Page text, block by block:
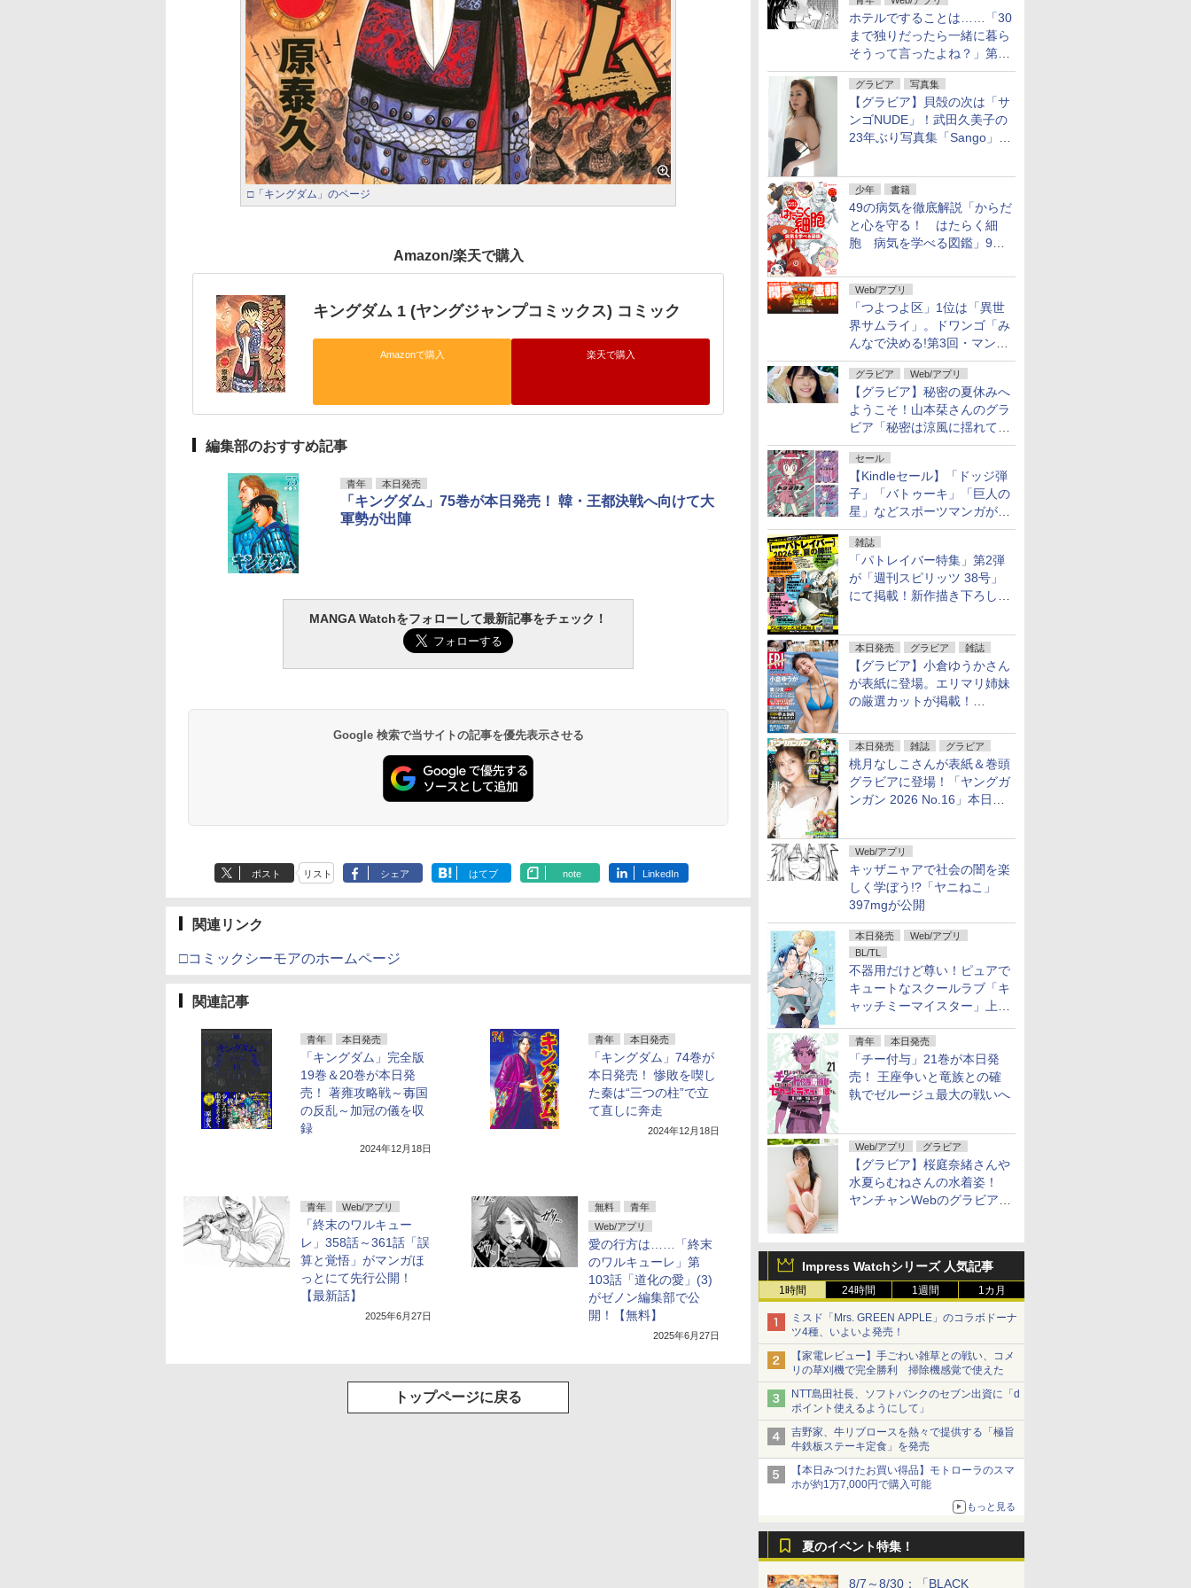
ホテルですることは……「30
まで独りだったら一緒に暮ら
そうって言ったよね？」第8
話が無料公開。一緒にお風
呂！
グラビア 写真集
【グラビア】貝殻の次は「サ
ンゴNUDE」！武田久美子の
23年ぶり写真集「Sango」を
少年 書籍
49の病気を徹底解説「からだ
と心を守る！ はたらく細
胞 病気を学べる図鑑」9月
Web/アプリ
「つよつよ区」1位は「異世
界サムライ」。ドワンゴ「み
んなで決める!第3回・マンガ
総選挙」の一般投票結果を発
表グラビア Web/アプリ
【グラビア】秘密の夏休みへ
ようこそ！山本栞さんのグラ
ビア「秘密は涼風に揺れて」
がヤングアニマルWebで公開
セール
【Kindleセール】「ドッジ弾
子」「バトゥーキ」「巨人の
星」などスポーツマンガが実
質半額！「Amazonマンガ毎
週末セール」で50％ポイント
還元！
雑誌
「パトレイバー特集」第2弾
が「週刊スピリッツ 38号」
にて掲載！新作描き下ろし読
本日発売 グラビア 雑誌
【グラビア】小倉ゆうかさん
が表紙に登場。エリマリ姉妹
の厳選カットが掲載！
日号」本日発売
本日発売 雑誌 グラビア
桃月なしこさんが表紙＆巻頭
グラビアに登場！「ヤングガ
ンガン 2026 No.16」本日発
Web/アプリ
キッザニャアで社会の闇を楽
しく学ぼう!?「ヤニねこ」
397mgが公開
本日発売
Web/アプリ
BL/TL
不器用だけど尊い！ピュアで
キュートなスクールラブ「キ
ャッチミーマイスター」上・
青年 本日発売
「チー付与」21巻が本日発
売！ 王座争いと竜族との確
執でゼルージュ最大の戦いへ
Web/アプリ グラビア
【グラビア】桜庭奈緒さんや
水夏らむねさんの水着姿！
ヤンチャンWebのグラビア公
Impress Watchシリーズ 人気記事
1時間 24時間 1週間 1カ月
ミスド「Mrs. GREEN APPLE」のコラボドーナ
ツ4種、いよいよ発売！
【家電レビュー】手ごわい雑草との戦い、コメ
リの草刈機で完全勝利 掃除機感覚で使えた
NTT島田社長、ソフトバンクのセブン出資に「d
ポイント使えるようにして」
吉野家、牛リブロースを熱々で提供する「極旨
牛鉄板ステーキ定食」を発売
【本日みつけたお買い得品】モトローラのスマ
ホが約1万7,000円で購入可能
もっと見る
夏のイベント特集！
8/7～8/30：「BLACK
□「キングダム」のページ
Amazon/楽天で購入
キングダム 1 (ヤングジャンプコミックス) コミック
Amazonで購入 楽天で購入
編集部のおすすめ記事
青年 本日発売
「キングダム」75巻が本日発売！ 韓・王都決戦へ向けて大
軍勢が出陣
MANGA Watchをフォローして最新記事をチェック！
Google 検索で当サイトの記事を優先表示させる
ポスト リスト シェア はてブ note LinkedIn
関連リンク
□コミックシーモアのホームページ
関連記事
青年 本日発売
「キングダム」完全版
19巻＆20巻が本日発
売！ 著雍攻略戦～毐国
の反乱～加冠の儀を収
録
2024年12月18日
青年 本日発売
「キングダム」74巻が
本日発売！ 惨敗を喫し
た秦は“三つの柱”で立
て直しに奔走
2024年12月18日
青年 Web/アプリ
「終末のワルキュー
レ」358話～361話「誤
算と覚悟」がマンガほ
っとにて先行公開！
【最新話】
2025年6月27日
無料
青年
Web/アプリ
愛の行方は……「終末
のワルキューレ」第
103話「道化の愛」(3)
がゼノン編集部で公
開！【無料】
2025年6月27日
トップページに戻る